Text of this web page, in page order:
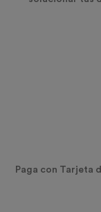
Paga con Tarjeta